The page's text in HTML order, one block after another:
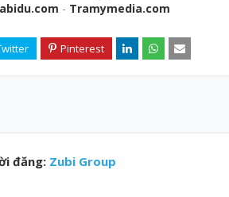
- Tramymedia.com
đăng: Zubi Group